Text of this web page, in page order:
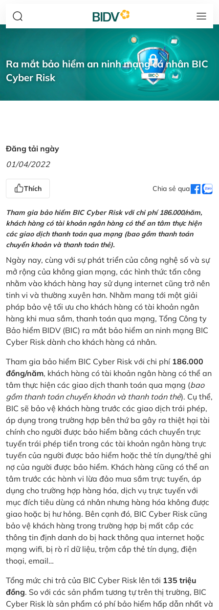
Ra mắt bảo hiểm an ninh mạng cá nhân BIC
Cyber Risk
Đăng tải ngày
01/04/2022
Thích Chia sẻ qua
Tham gia bảo hiểm BIC Cyber Risk với chi phí 186.000/năm,
khách hàng có tài khoản ngân hàng có thể an tâm thực hiện
các giao dịch thanh toán qua mạng (bao gồm thanh toán
chuyển khoản và thanh toán thẻ).
Ngày nay, cùng với sự phát triển của công nghệ số và sự
mở rộng của không gian mạng, các hình thức tấn công
nhằm vào khách hàng hay sử dụng internet cũng trở nên
tinh vi và thường xuyên hơn. Nhằm mang tới một giải
pháp bảo vệ tối ưu cho khách hàng có tài khoản ngân
hàng khi mua sắm, thanh toán qua mạng, Tổng Công ty
Bảo hiểm BIDV (BIC) ra mắt bảo hiểm an ninh mạng BIC
Cyber Risk dành cho khách hàng cá nhân.
Tham gia bảo hiểm BIC Cyber Risk với chi phí 186.000
đồng/năm, khách hàng có tài khoản ngân hàng có thể an
tâm thực hiện các giao dịch thanh toán qua mạng (bao
gồm thanh toán chuyển khoản và thanh toán thẻ). Cụ thể,
BIC sẽ bảo vệ khách hàng trước các giao dịch trái phép,
áp dụng trong trường hợp bên thứ ba gây ra thiệt hại tài
chính cho người được bảo hiểm bằng cách chuyển trực
tuyến trái phép tiền trong các tài khoản ngân hàng trực
tuyến của người được bảo hiểm hoặc thẻ tín dụng/thẻ ghi
nợ của người được bảo hiểm. Khách hàng cũng có thể an
tâm trước các hành vi lừa đảo mua sắm trực tuyến, áp
dụng cho trường hợp hàng hóa, dịch vụ trực tuyến với
mục đích tiêu dùng cá nhân nhưng hàng hóa không được
giao hoặc bị hư hỏng. Bên cạnh đó, BIC Cyber Risk cũng
bảo vệ khách hàng trong trường hợp bị mất cắp các
thông tin định danh do bị hack thông qua internet hoặc
mạng wifi, bị rò rỉ dữ liệu, trộm cắp thẻ tín dụng, điện
thoại, email…
Tổng mức chi trả của BIC Cyber Risk lên tới 135 triệu
đồng. So với các sản phẩm tương tự trên thị trường, BIC
Cyber Risk là sản phẩm có phí bảo hiểm hấp dẫn nhất và